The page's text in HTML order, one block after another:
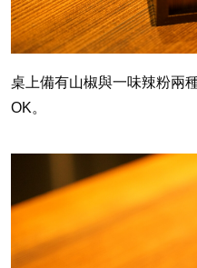
桌上備有山椒與一味辣粉兩
OK。